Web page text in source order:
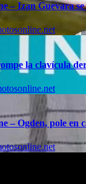
– Izan Guevara
la clavícula
– Ogden, pole en